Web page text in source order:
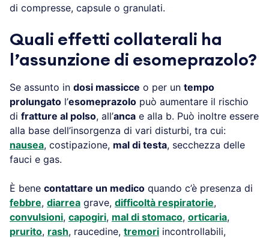
di compresse, capsule o granulati.
Quali effetti collaterali ha
l’assunzione di esomeprazolo?
Se assunto in dosi massicce o per un tempo
prolungato l’esomeprazolo può aumentare il rischio
di fratture al polso, all’anca e alla b. Può inoltre essere
alla base dell’insorgenza di vari disturbi, tra cui:
nausea, costipazione, mal di testa, secchezza delle
fauci e gas.
È bene contattare un medico quando c’è presenza di
febbre, diarrea grave, difficoltà respiratorie,
convulsioni, capogiri, mal di stomaco, orticaria,
prurito, rash, raucedine, tremori incontrollabili,